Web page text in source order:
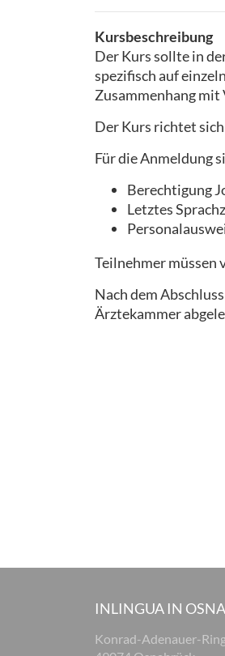
Kursbeschreibung
Der Kurs sollte in
spezifisch auf
Zusammenhang mit
Der Kurs richtet
Für die Anmeldung
Berechtigung
Letztes
Teilnehmer müssen
Nach dem
Ärztekammer
INLINGUA IN
Konrad-Adenauer-